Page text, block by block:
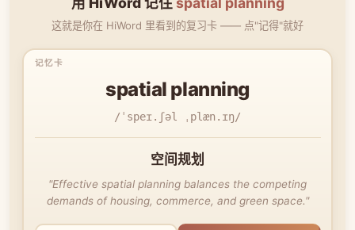
这就是你在 HiWord 里看到的复习卡 —— 点"记得"就好
spatial planning
/ˈspeɪ.ʃəl ˌplæn.ɪŋ/
空间规划
"Effective spatial planning balances the competing
demands of housing, commerce, and green space."